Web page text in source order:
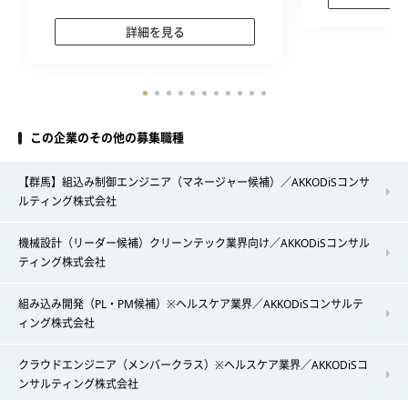
詳細を見る
この企業のその他の募集職種
【群馬】組込み制御エンジニア（マネージャー候補）／AKKODiSコンサ
ルティング株式会社
機械設計（リーダー候補）クリーンテック業界向け／AKKODiSコンサル
ティング株式会社
組み込み開発（PL・PM候補）※ヘルスケア業界／AKKODiSコンサルテ
ィング株式会社
クラウドエンジニア（メンバークラス）※ヘルスケア業界／AKKODiSコ
ンサルティング株式会社